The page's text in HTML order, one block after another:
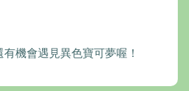
機會遇見異色寶可夢喔！